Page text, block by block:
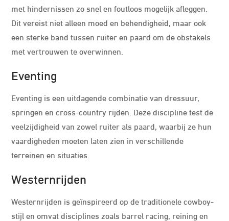
met hindernissen zo snel en foutloos mogelijk afleggen.
Dit vereist niet alleen moed en behendigheid, maar ook
een sterke band tussen ruiter en paard om de obstakels
met vertrouwen te overwinnen.
Eventing
Eventing is een uitdagende combinatie van dressuur,
springen en cross-country rijden. Deze discipline test de
veelzijdigheid van zowel ruiter als paard, waarbij ze hun
vaardigheden moeten laten zien in verschillende
terreinen en situaties.
Westernrijden
Westernrijden is geïnspireerd op de traditionele cowboy-
stijl en omvat disciplines zoals barrel racing, reining en